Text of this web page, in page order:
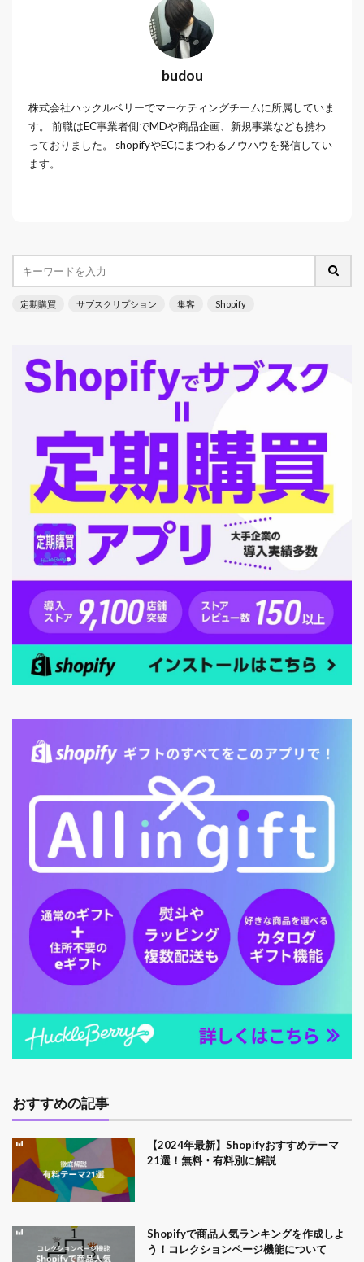
budou
株式会社ハックルベリーでマーケティングチームに所属していま
す。 前職はEC事業者側でMDや商品企画、新規事業なども携わ
っておりました。 shopifyやECにまつわるノウハウを発信してい
ます。
定期購買 サブスクリプション 集客 Shopify
おすすめの記事
【2024年最新】Shopifyおすすめテーマ
21選！無料・有料別に解説
Shopifyで商品人気ランキングを作成しよ
う！コレクションページ機能について